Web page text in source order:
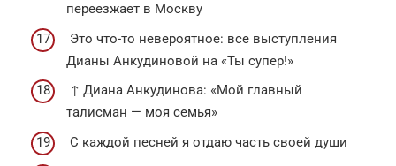
переезжает в Москву
Это что-то невероятное: все выступления
Дианы Анкудиновой на «Ты супер!»
↑ Диана Анкудинова: «Мой главный
талисман — моя семья»
С каждой песней я отдаю часть своей души